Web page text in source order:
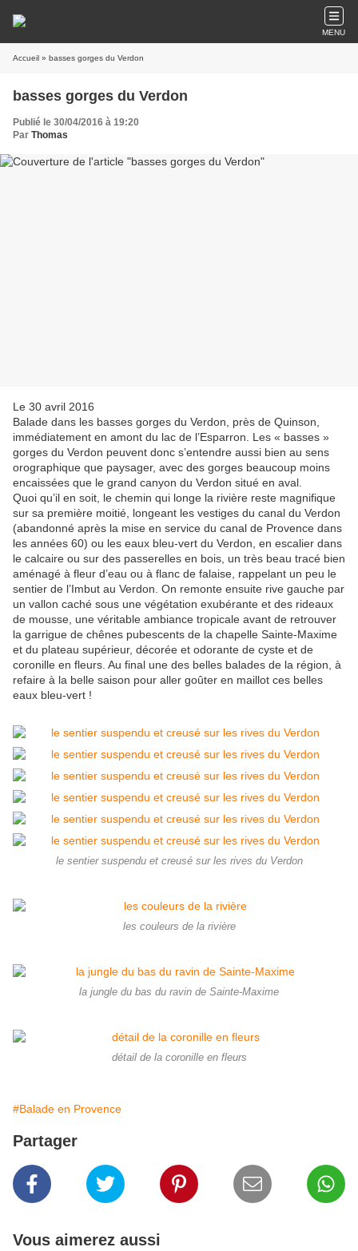
MENU
Accueil » basses gorges du Verdon
basses gorges du Verdon
Publié le 30/04/2016 à 19:20
Par Thomas
Le 30 avril 2016
Balade dans les basses gorges du Verdon, près de Quinson,
immédiatement en amont du lac de l’Esparron. Les « basses »
gorges du Verdon peuvent donc s’entendre aussi bien au sens
orographique que paysager, avec des gorges beaucoup moins
encaissées que le grand canyon du Verdon situé en aval.
Quoi qu’il en soit, le chemin qui longe la rivière reste magnifique
sur sa première moitié, longeant les vestiges du canal du Verdon
(abandonné après la mise en service du canal de Provence dans
les années 60) ou les eaux bleu-vert du Verdon, en escalier dans
le calcaire ou sur des passerelles en bois, un très beau tracé bien
aménagé à fleur d’eau ou à flanc de falaise, rappelant un peu le
sentier de l’Imbut au Verdon. On remonte ensuite rive gauche par
un vallon caché sous une végétation exubérante et des rideaux
de mousse, une véritable ambiance tropicale avant de retrouver
la garrigue de chênes pubescents de la chapelle Sainte-Maxime
et du plateau supérieur, décorée et odorante de cyste et de
coronille en fleurs. Au final une des belles balades de la région, à
refaire à la belle saison pour aller goûter en maillot ces belles
eaux bleu-vert !
le sentier suspendu et creusé sur les rives du Verdon
les couleurs de la rivière
la jungle du bas du ravin de Sainte-Maxime
détail de la coronille en fleurs
#Balade en Provence
Partager
Vous aimerez aussi